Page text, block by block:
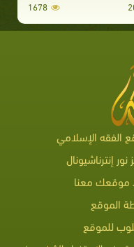
1678
الفقه الإسلامي
نور إنترناشيونال
موقعك معنا
الموقع
للموقع